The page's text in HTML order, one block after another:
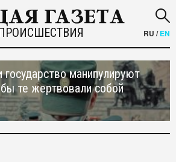
RU /EN
манипулируют
те жертвовали собой